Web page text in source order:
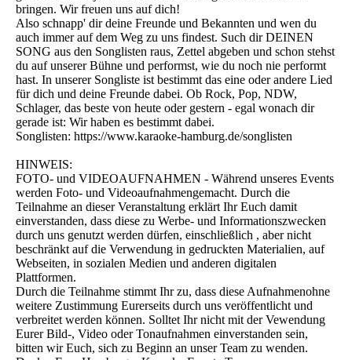
bringen. Wir freuen uns auf dich!
Also schnapp' dir deine Freunde und Bekannten und wen du
auch immer auf dem Weg zu uns findest. Such dir DEINEN
SONG aus den Songlisten raus, Zettel abgeben und schon stehst
du auf unserer Bühne und performst, wie du noch nie performt
hast. In unserer Songliste ist bestimmt das eine oder andere Lied
für dich und deine Freunde dabei. Ob Rock, Pop, NDW,
Schlager, das beste von heute oder gestern - egal wonach dir
gerade ist: Wir haben es bestimmt dabei.
Songlisten: https://www.karaoke-hamburg.de/songlisten
HINWEIS:
FOTO- und VIDEOAUFNAHMEN - Während unseres Events
werden Foto- und Videoaufnahmengemacht. Durch die
Teilnahme an dieser Veranstaltung erklärt Ihr Euch damit
einverstanden, dass diese zu Werbe- und Informationszwecken
durch uns genutzt werden dürfen, einschließlich , aber nicht
beschränkt auf die Verwendung in gedruckten Materialien, auf
Webseiten, in sozialen Medien und anderen digitalen
Plattformen.
Durch die Teilnahme stimmt Ihr zu, dass diese Aufnahmenohne
weitere Zustimmung Eurerseits durch uns veröffentlicht und
verbreitet werden können. Solltet Ihr nicht mit der Vewendung
Eurer Bild-, Video oder Tonaufnahmen einverstanden sein,
bitten wir Euch, sich zu Beginn an unser Team zu wenden.